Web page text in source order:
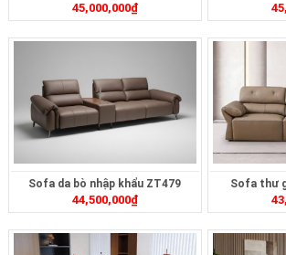
45,000,000₫
Sofa da bò nhập khẩu ZT479
44,500,000₫
Sofa thư